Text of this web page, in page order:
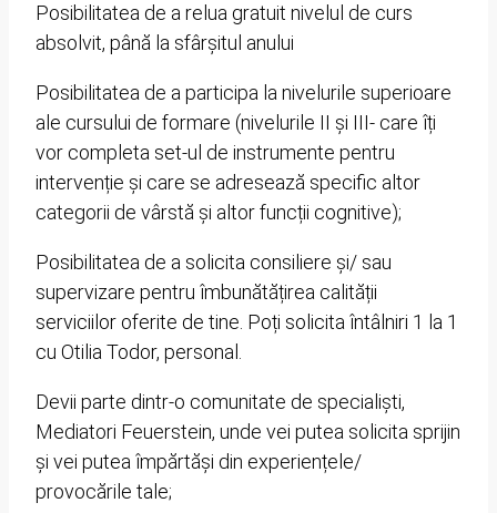
Posibilitatea de a relua gratuit nivelul de curs
absolvit, până la sfârșitul anului
Posibilitatea de a participa la nivelurile superioare
ale cursului de formare (nivelurile II și III- care îți
vor completa set-ul de instrumente pentru
intervenție și care se adresează specific altor
categorii de vârstă și altor funcții cognitive);
Posibilitatea de a solicita consiliere și/ sau
supervizare pentru îmbunătățirea calității
serviciilor oferite de tine. Poți solicita întâlniri 1 la 1
cu Otilia Todor, personal.
Devii parte dintr-o comunitate de specialiști,
Mediatori Feuerstein, unde vei putea solicita sprijin
și vei putea împărtăși din experiențele/
provocările tale;